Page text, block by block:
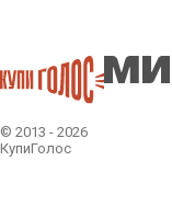
© 2013 - 2026
КупиГолос